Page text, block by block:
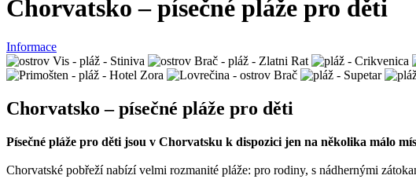
Chorvatsko – písečné pláže pro děti
Informace
Chorvatsko – písečné pláže pro děti
Písečné pláže pro děti jsou v Chorvatsku k dispozici jen na několika málo
Chorvatské pobřeží nabízí velmi rozmanité pláže: pro rodiny, s nádhernými